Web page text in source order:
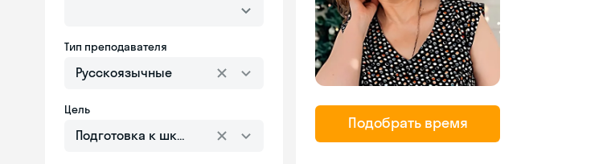
Тип преподавателя
Русскоязычные
Цель
Подготовка к школе
Подобрать время